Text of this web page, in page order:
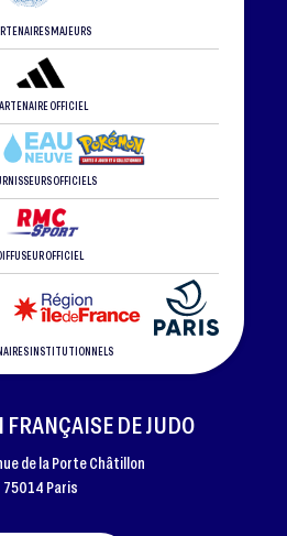
MAJEURS
OFFICIEL
OFFICIELS
OFFICIEL
INSTITUTIONNELS
FRANÇAISE DE JUDO
de la Porte Châtillon
75014 Paris